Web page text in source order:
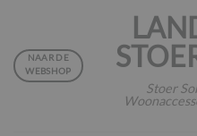
inhoud
Stoer
NAAR DE
WEBSHOP